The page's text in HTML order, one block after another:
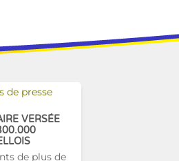
de presse
VERSÉE
de plus de